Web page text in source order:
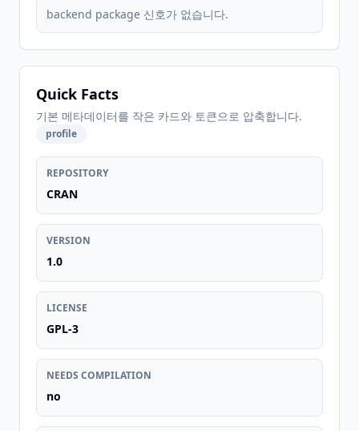
backend package 신호가 없습니다.
Quick Facts
기본 메타데이터를 작은 카드와 토큰으로 압축합니다.
profile
REPOSITORY
CRAN
VERSION
1.0
LICENSE
GPL-3
NEEDS COMPILATION
no